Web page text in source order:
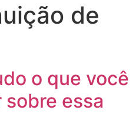
de
o que você
essa